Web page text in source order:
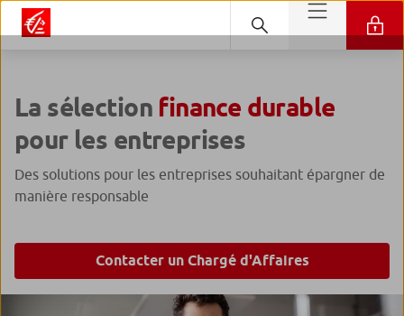
La sélection finance durable
pour les entreprises
Des solutions pour les entreprises souhaitant épargner de
manière responsable
Contacter un Chargé d'Affaires